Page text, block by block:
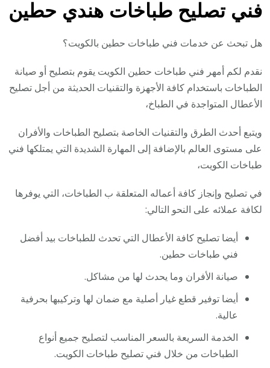
فني تصليح طباخات هندي حطين
هل تبحث عن خدمات فني طباخات حطين بالكويت؟
نقدم لكم أمهر فني طباخات حطين الكويت يقوم بتصليح أو صيانة
الطباخات باستخدام كافة الأجهزة والتقنيات الحديثة من أجل تصليح
الأعطال المتواجدة في الطباخ،
ويتبع أحدث الطرق والتقنيات الخاصة بتصليح الطباخات والأفران
على مستوى العالم بالإضافة إلى المهارة الشديدة التي يمتلكها فني
طباخات الكويت،
في تصليح وإنجاز كافة أعماله المتعلقة ب الطباخات، التي يوفرها
لكافة عملائه على النحو التالي:
أيضا تصليح كافة الأعطال التي تحدث للطباخات بيد أفضل
فني طباخات حطين.
صيانة الأفران وما يحدث لها من مشاكل.
أيضا توفير قطع غيار أصلية مع ضمان لها وتركيبها بحرفية
عالية.
الخدمة السريعة بالسعر المناسب لتصليح جميع أنواع
الطباخات من خلال فني تصليح طباخات الكويت.